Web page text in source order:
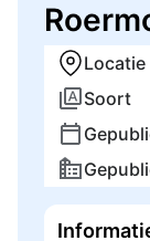
Locatie
Soort